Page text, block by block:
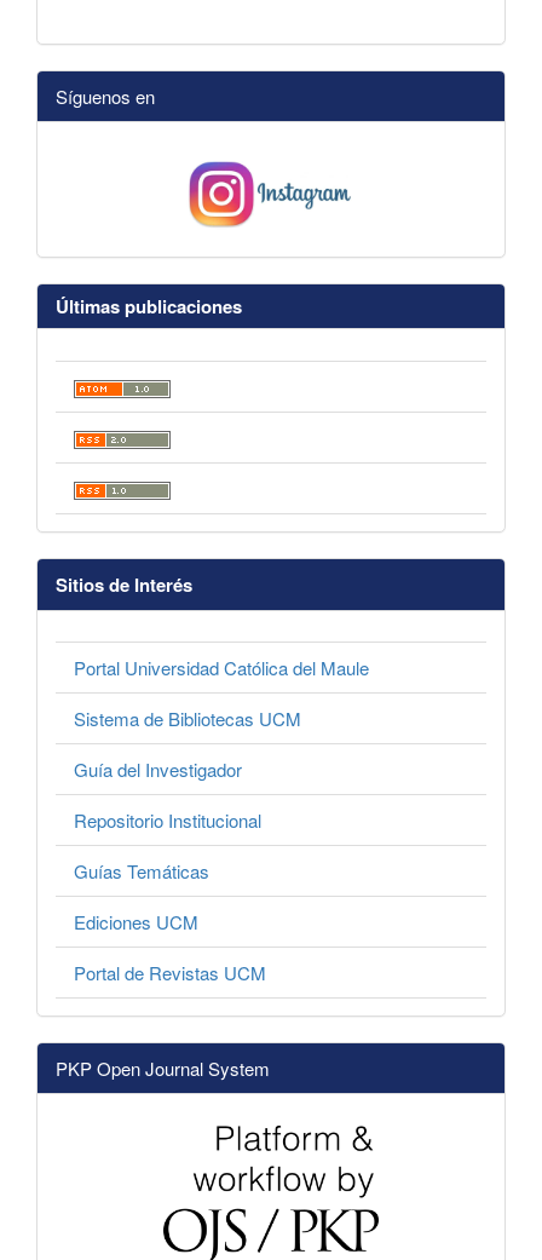
Síguenos en
Últimas publicaciones
Sitios de Interés
Portal Universidad Católica del Maule
Sistema de Bibliotecas UCM
Guía del Investigador
Repositorio Institucional
Guías Temáticas
Ediciones UCM
Portal de Revistas UCM
PKP Open Journal System